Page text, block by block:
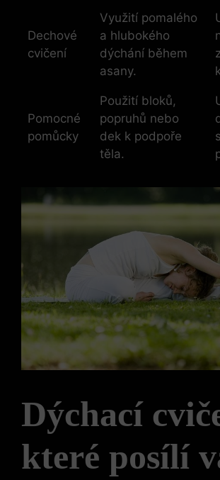
Dechové
cvičení
Využití pomalého
a hlubokého
dýchání během
asany.
Pomocné
pomůcky
Použití bloků,
popruhů nebo
dek k podpoře
těla.
Dýchací
které posílí